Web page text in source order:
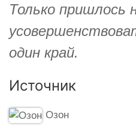
Только пришлось
один край.
Источник
Озон